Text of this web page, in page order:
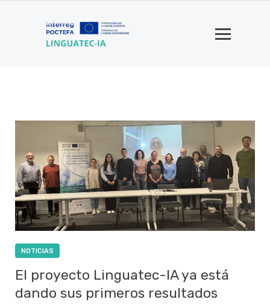
NOTICIAS
El proyecto Linguatec-IA ya está
dando sus primeros resultados